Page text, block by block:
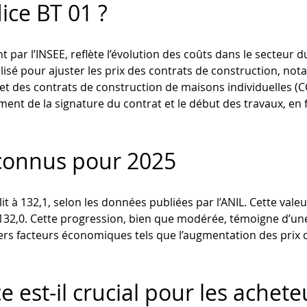
BT 01 ?
par l’INSEE, reflète l’évolution des coûts dans le
pour ajuster les prix des contrats de construction,
et des contrats de construction de maisons individuelles
de la signature du contrat et le début des travaux,
pour 2025
à 132,1, selon les données publiées par l’ANIL. Cette
Cette progression, bien que modérée, témoigne
facteurs économiques tels que l’augmentation des prix
est-il crucial pour les